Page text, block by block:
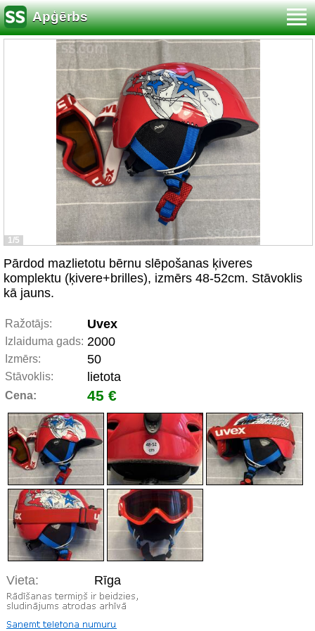
Apģērbs
1/5
Pārdod mazlietotu bērnu slēpošanas ķiveres
komplektu (ķivere+brilles), izmērs 48-52cm. Stāvoklis
kā jauns.
Ražotājs: Uvex
Izlaiduma gads: 2000
Izmērs: 50
Stāvoklis: lietota
Cena: 45 €
Vieta: Rīga